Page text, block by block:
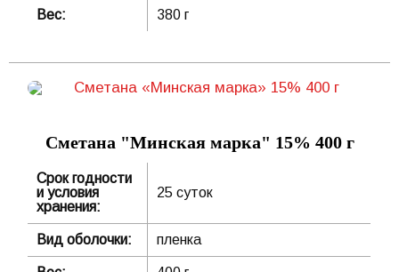
Вес: 380 г
Сметана "Минская марка" 15% 400 г
Срок годности
и условия
хранения:
25 суток
Вид оболочки: пленка